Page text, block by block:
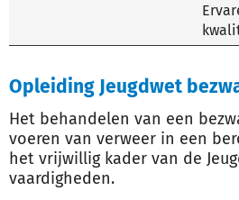
Opleiding Jeugdwet
Het behandelen van een
voeren van verweer in een
het vrijwillig kader van de
vaardigheden.